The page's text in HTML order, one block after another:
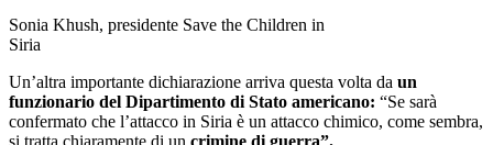
Sonia Khush, presidente Save the Children in
Siria
Un’altra importante dichiarazione arriva questa volta da un
funzionario del Dipartimento di Stato americano: “Se sarà
confermato che l’attacco in Siria è un attacco chimico, come sembra,
si tratta chiaramente di un crimine di guerra”.